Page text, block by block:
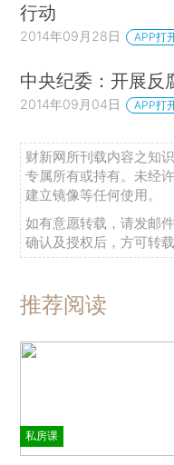
行动
2014年09月28日 APP打
中央纪委：开展反
2014年09月04日 APP打
财新网所刊载内容之知
专属所有或持有。未经
建立镜像等任何使用。
如有意愿转载，请发邮
确认及授权后，方可转载
推荐阅读
私房课